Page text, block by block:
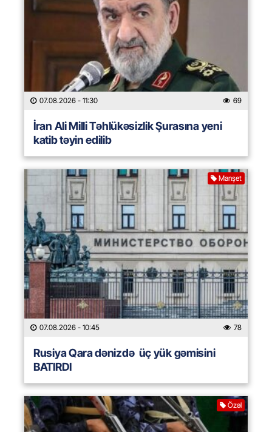
07.08.2026 - 11:30 69
İran Ali Milli Təhlükəsizlik Şurasına yeni
katib təyin edilib
Manşet
07.08.2026 - 10:45 78
Rusiya Qara dənizdə üç yük gəmisini
BATIRDI
Özəl